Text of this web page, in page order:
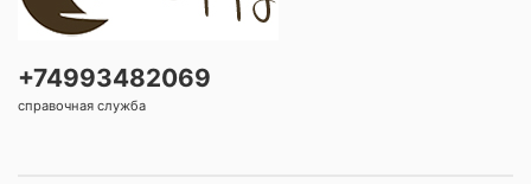
+74993482069
справочная служба